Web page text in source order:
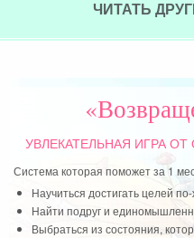
ЧИТАТЬ
УВЛЕКАТЕЛЬНАЯ ИГРАОТ
Система которая поможет за 1
Научиться достигать целей
Найти подруг и
Выбраться из состояния,